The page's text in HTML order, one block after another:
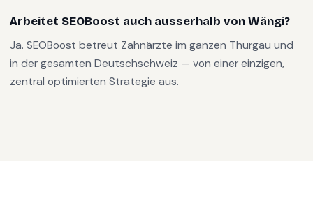
Arbeitet SEOBoost auch ausserhalb von Wängi?
Ja. SEOBoost betreut Zahnärzte im ganzen Thurgau und
in der gesamten Deutschschweiz — von einer einzigen,
zentral optimierten Strategie aus.